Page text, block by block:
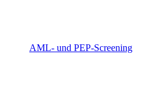
AML- und PEP-Screening